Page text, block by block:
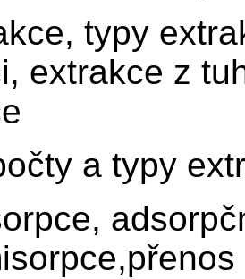
typy
extrakce z
a typy